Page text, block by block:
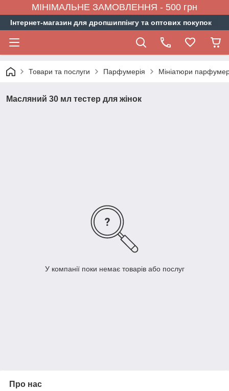
МІНІМАЛЬНЕ ЗАМОВЛЕННЯ - 500 грн
Інтернет-магазин для дропшиппінгу та оптових покупок
Товари та послуги Парфумерія Мініатюри
Масляний 30 мл тестер для жінок
У компанії поки немає товарів або послуг
Про нас